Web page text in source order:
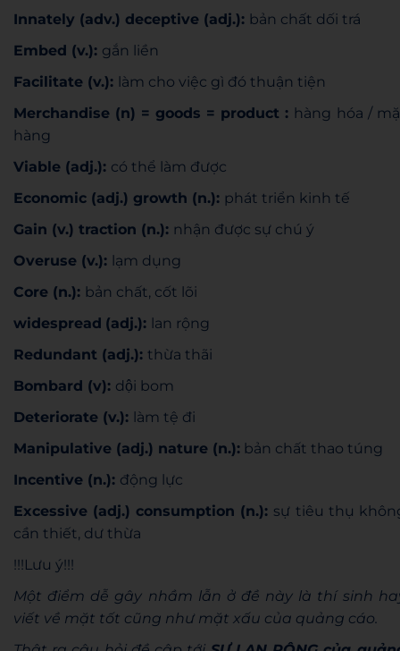
Innately (adv.) deceptive (adj.): bản chất dối trá
Embed (v.): gắn liền
Facilitate (v.): làm cho việc gì đó thuận tiện
Merchandise (n) = goods = product : hàng hóa /
hàng
Viable (adj.): có thể làm được
Economic (adj.) growth (n.): phát triển kinh tế
Gain (v.) traction (n.): nhận được sự chú ý
Overuse (v.): lạm dụng
Core (n.): bản chất, cốt lõi
widespread (adj.): lan rộng
Redundant (adj.): thừa thãi
Bombard (v): dội bom
Deteriorate (v.): làm tệ đi
Manipulative (adj.) nature (n.): bản chất thao túng
Incentive (n.): động lực
Excessive (adj.) consumption (n.): sự tiêu thụ
cần thiết, dư thừa
!!!Lưu ý!!!
Một điểm dễ gây nhầm lẫn ở đề này là thí sinh
viết về mặt tốt cũng như mặt xấu của quảng cáo.